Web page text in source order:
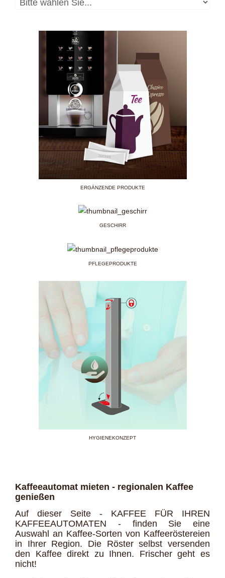
ERGÄNZENDE PRODUKTE
GESCHIRR
PFLEGEPRODUKTE
HYGIENEKONZEPT
Kaffeeautomat mieten - regionalen Kaffee
genießen
Auf dieser Seite - KAFFEE FÜR IHREN
KAFFEEAUTOMATEN - finden Sie eine
Auswahl an Kaffee-Sorten von Kaffeeröstereien
in Ihrer Region. Die Röster selbst versenden
den Kaffee direkt zu Ihnen. Frischer geht es
nicht!